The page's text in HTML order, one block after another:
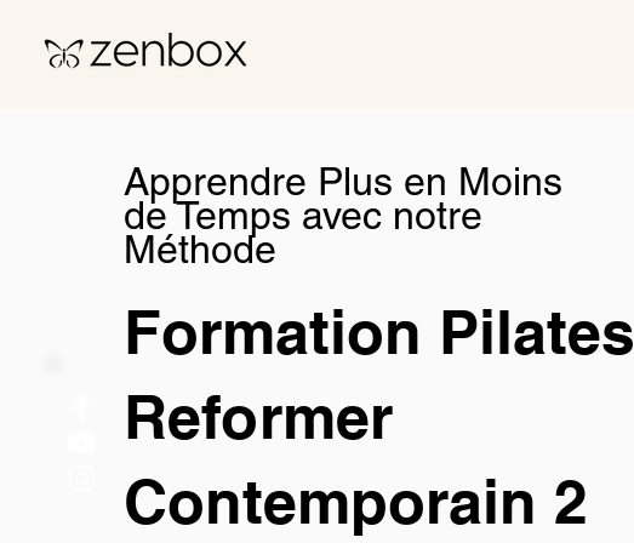
Apprendre Plus en Moins
de Temps avec notre
Méthode
Formation Pilates
Reformer
Contemporain 2